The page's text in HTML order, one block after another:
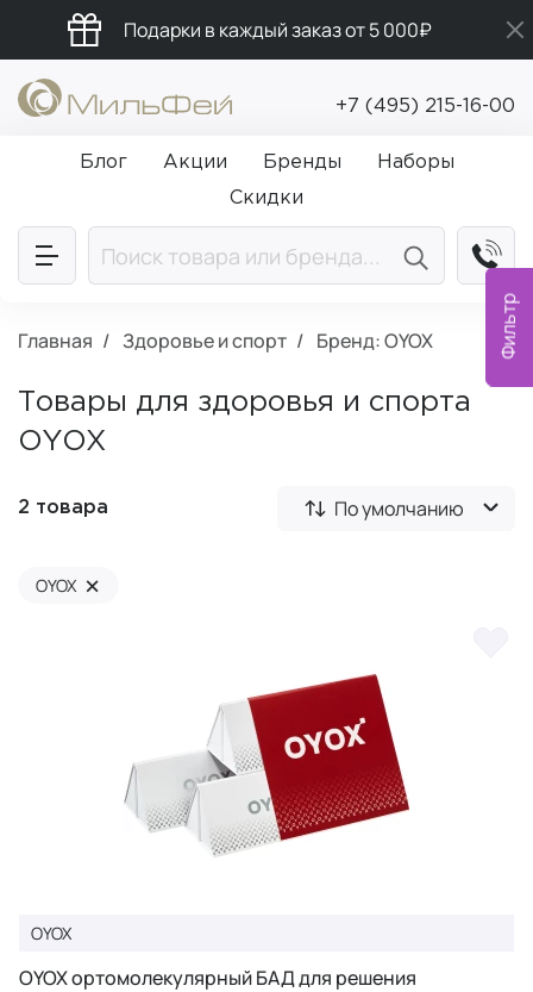
Фильтр
Подарки в каждый заказ от 5 000₽
Бесплатная доставка от 5 000₽
Промокод ПРИВЕТ
+7 (495) 215-16-00
Блог Акции Бренды
Наборы
Скидки
Главная Здоровье и спорт Бренд: OYOX
Товары для здоровья и спорта
OYOX
2 товара По умолчанию
OYOX ×
OYOX
OYOX ортомолекулярный БАД для решения